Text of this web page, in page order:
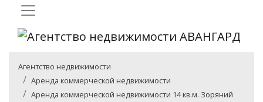
Агентство недвижимости
Аренда коммерческой недвижимости
Аренда коммерческой недвижимости 14 кв.м. Зоряний